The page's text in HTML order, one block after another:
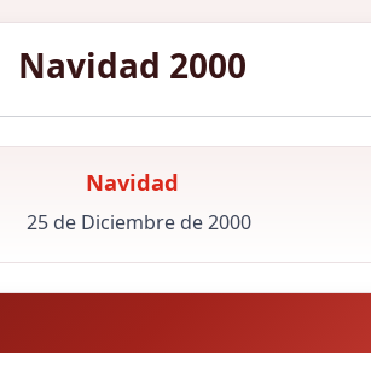
Navidad 2000
Navidad
25 de Diciembre de 2000